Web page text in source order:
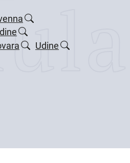
Udine